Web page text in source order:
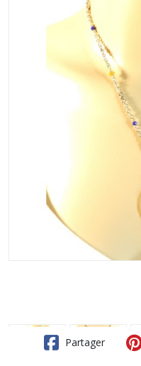
Partager